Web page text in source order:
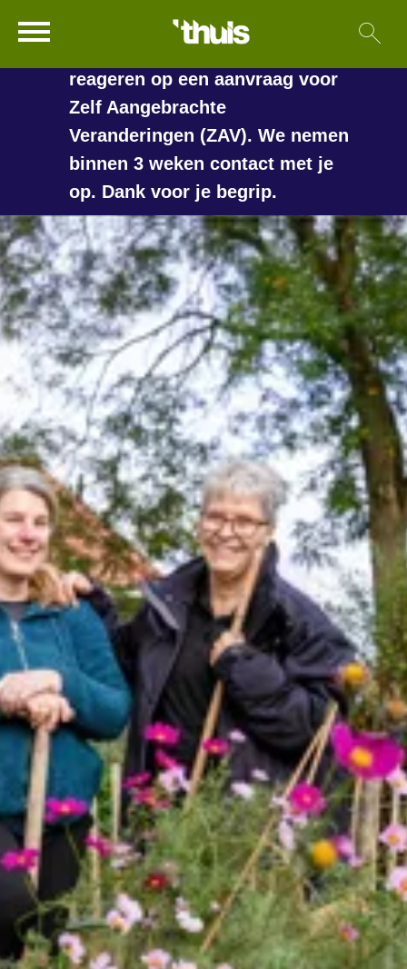
Naar hoofdinhoud
Naar hoofdnavigatiemenu
Naar zoeken
Naar de homepage
Ga naar Hoofd
langer duren voordat we
reageren op een aanvraag voor
Zelf Aangebrachte
Veranderingen (ZAV). We nemen
binnen 3 weken contact met je
op. Dank voor je begrip.